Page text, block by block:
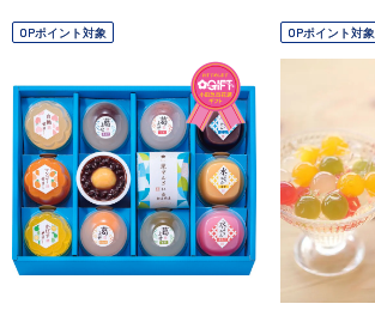
OPポイント対象 OPポイント対象